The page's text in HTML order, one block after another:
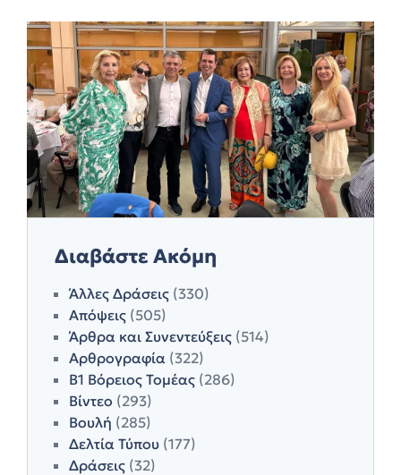
Διαβάστε Ακόμη
Άλλες Δράσεις (330)
Απόψεις (505)
Άρθρα και Συνεντεύξεις (514)
Αρθρογραφία (322)
Β1 Βόρειος Τομέας (286)
Βίντεο (293)
Βουλή (285)
Δελτία Τύπου (177)
Δράσεις (32)